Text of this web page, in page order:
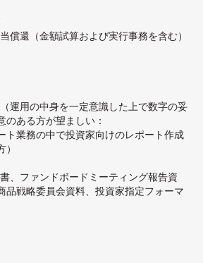
償還（金額試算および実行事務を含む）
運用の中身を一定意識した上で数字の妥
のある方が望ましい：
ト業務の中で投資家向けのレポート作成
、ファンドボードミーティング報告資
品戦略委員会資料、投資家指定フォーマ